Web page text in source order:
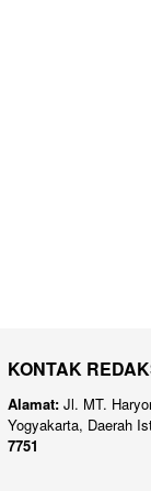
KONTAK
Alamat: Jl. MT.
Yogyakarta, Daerah
7751